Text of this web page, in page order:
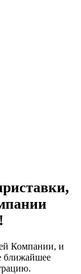
Компании, и
ближайшее